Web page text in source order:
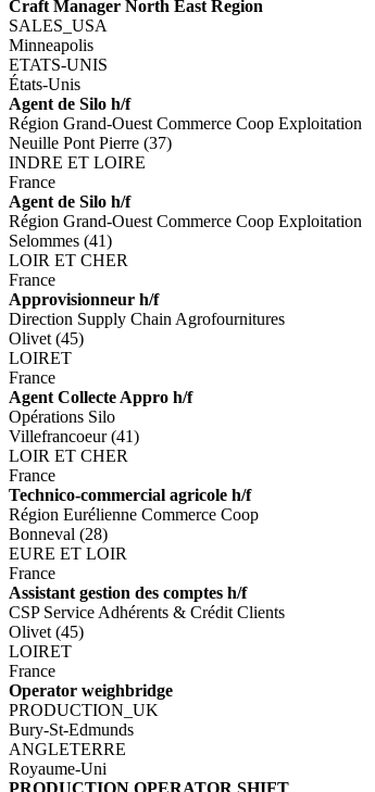
Craft Manager North East Region
SALES_USA
Minneapolis
ETATS-UNIS
États-Unis
Agent de Silo h/f
Région Grand-Ouest Commerce Coop Exploitation
Neuille Pont Pierre (37)
INDRE ET LOIRE
France
Agent de Silo h/f
Région Grand-Ouest Commerce Coop Exploitation
Selommes (41)
LOIR ET CHER
France
Approvisionneur h/f
Direction Supply Chain Agrofournitures
Olivet (45)
LOIRET
France
Agent Collecte Appro h/f
Opérations Silo
Villefrancoeur (41)
LOIR ET CHER
France
Technico-commercial agricole h/f
Région Eurélienne Commerce Coop
Bonneval (28)
EURE ET LOIR
France
Assistant gestion des comptes h/f
CSP Service Adhérents & Crédit Clients
Olivet (45)
LOIRET
France
Operator weighbridge
PRODUCTION_UK
Bury-St-Edmunds
ANGLETERRE
Royaume-Uni
PRODUCTION OPERATOR SHIFT